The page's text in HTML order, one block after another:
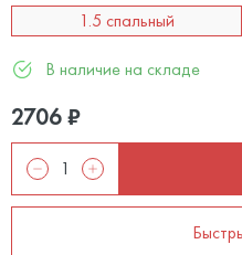
1.5 спальный
В наличие на складе
2706₽